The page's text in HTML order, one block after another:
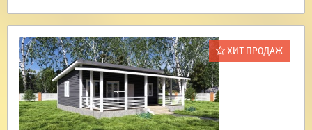
ХИТ ПРОДАЖ